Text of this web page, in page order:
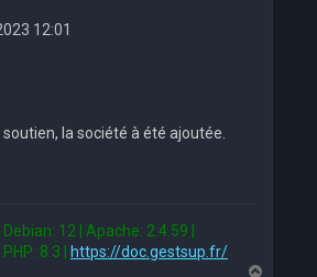
12:01
la société à été ajoutée.
12 | Apache: 2.4.59 |
8.3 | https://doc.gestsup.fr/